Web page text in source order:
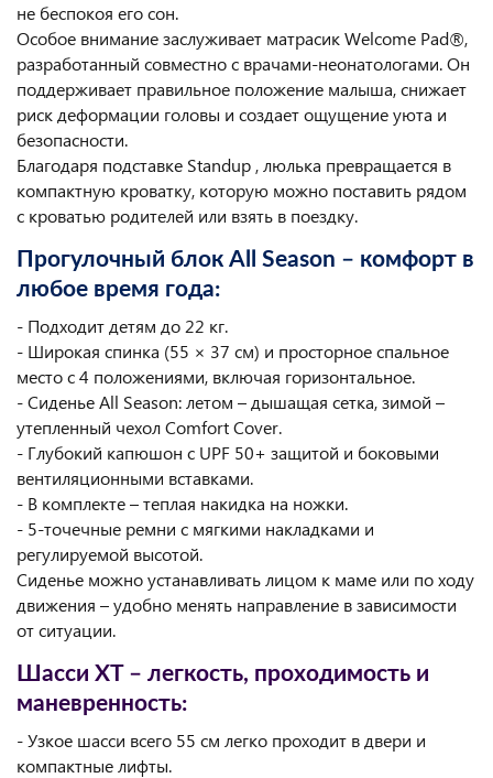
не беспокоя его сон.
Особое внимание заслуживает матрасик Welcome Pad®,
разработанный совместно с врачами-неонатологами. Он
поддерживает правильное положение малыша, снижает
риск деформации головы и создает ощущение уюта и
безопасности.
Благодаря подставке Standup , люлька превращается в
компактную кроватку, которую можно поставить рядом
с кроватью родителей или взять в поездку.
Прогулочный блок All Season – комфорт в
любое время года:
- Подходит детям до 22 кг.
- Широкая спинка (55 × 37 см) и просторное спальное
место с 4 положениями, включая горизонтальное.
- Сиденье All Season: летом – дышащая сетка, зимой –
утепленный чехол Comfort Cover.
- Глубокий капюшон с UPF 50+ защитой и боковыми
вентиляционными вставками.
- В комплекте – теплая накидка на ножки.
- 5-точечные ремни с мягкими накладками и
регулируемой высотой.
Сиденье можно устанавливать лицом к маме или по ходу
движения – удобно менять направление в зависимости
от ситуации.
Шасси XT – легкость, проходимость и
маневренность:
- Узкое шасси всего 55 см легко проходит в двери и
компактные лифты.